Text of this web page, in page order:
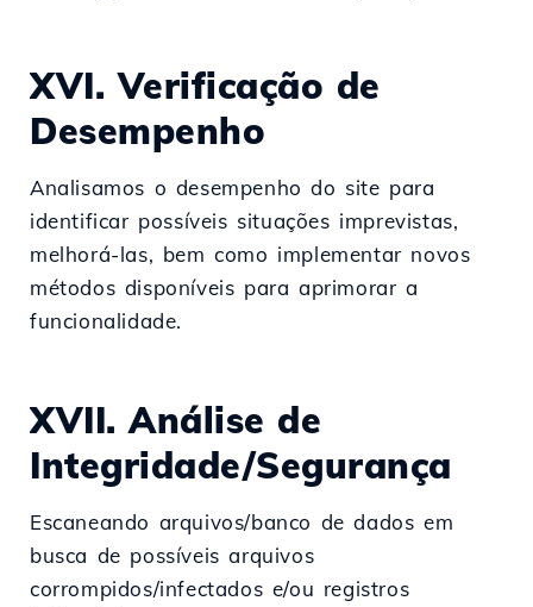
XVI. Verificação de
Desempenho
Analisamos o desempenho do site para
identificar possíveis situações imprevistas,
melhorá-las, bem como implementar novos
métodos disponíveis para aprimorar a
funcionalidade.
XVII. Análise de
Integridade/Segurança
Escaneando arquivos/banco de dados em
busca de possíveis arquivos
corrompidos/infectados e/ou registros